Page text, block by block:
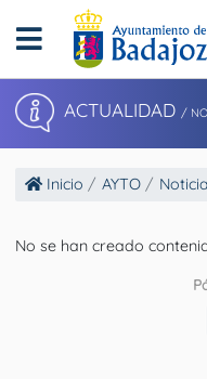
ACTUALIDAD /
Inicio AYTO
No se han creado